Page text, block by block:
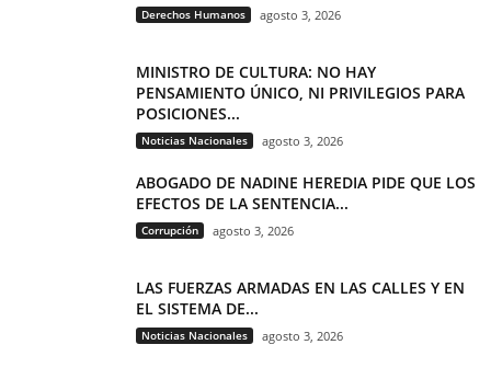
Derechos Humanos agosto 3, 2026
MINISTRO DE CULTURA: NO HAY
PENSAMIENTO ÚNICO, NI PRIVILEGIOS PARA
POSICIONES...
Noticias Nacionales agosto 3, 2026
ABOGADO DE NADINE HEREDIA PIDE QUE LOS
EFECTOS DE LA SENTENCIA...
Corrupción agosto 3, 2026
LAS FUERZAS ARMADAS EN LAS CALLES Y EN
EL SISTEMA DE...
Noticias Nacionales agosto 3, 2026